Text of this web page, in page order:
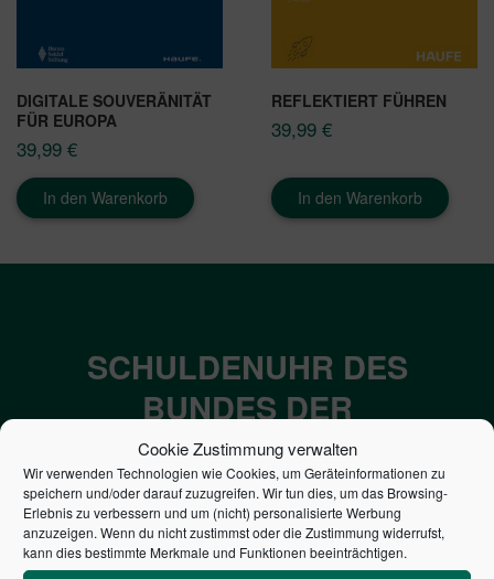
Cookie Zustimmung verwalten
Wir verwenden Technologien wie Cookies, um Geräteinformationen zu
speichern und/oder darauf zuzugreifen. Wir tun dies, um das Browsing-
Erlebnis zu verbessern und um (nicht) personalisierte Werbung
anzuzeigen. Wenn du nicht zustimmst oder die Zustimmung widerrufst,
kann dies bestimmte Merkmale und Funktionen beeinträchtigen.
DIGITALE SOUVERÄNITÄT
FÜR EUROPA
39,99 €
In den Warenkorb
REFLEKTIERT FÜHREN
39,99 €
In den Warenkorb
SCHULDENUHR DES
BUNDES DER
STEUERZAHLER
7,052€
NEUVERSCHULDUNG